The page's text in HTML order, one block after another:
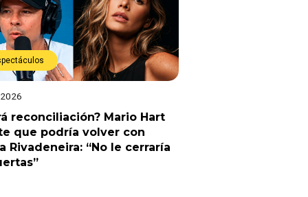
reconciliación? Mario Hart
que podría volver con
Rivadeneira: “No le cerraría